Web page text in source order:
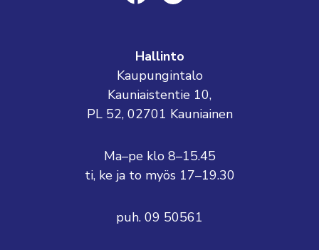
Hallinto
Kaupungintalo
Kauniaistentie 10,
PL 52, 02701 Kauniainen
Ma–pe klo 8–15.45
ti, ke ja to myös 17–19.30
puh. 09 50561